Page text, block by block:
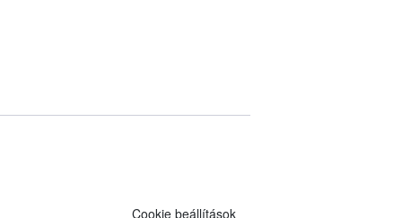
Cookie beállítások